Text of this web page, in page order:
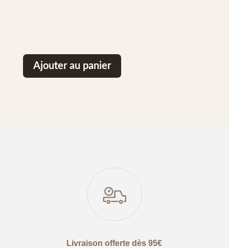
Ajouter au panier
Livraison offerte dès 95€